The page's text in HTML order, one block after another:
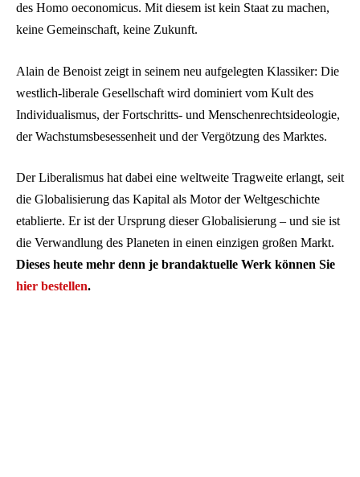
des Homo oeconomicus. Mit diesem ist kein Staat zu machen,
keine Gemeinschaft, keine Zukunft.
Alain de Benoist zeigt in seinem neu aufgelegten Klassiker: Die
westlich-liberale Gesellschaft wird dominiert vom Kult des
Individualismus, der Fortschritts- und Menschenrechtsideologie,
der Wachstumsbesessenheit und der Vergötzung des Marktes.
Der Liberalismus hat dabei eine weltweite Tragweite erlangt, seit
die Globalisierung das Kapital als Motor der Weltgeschichte
etablierte. Er ist der Ursprung dieser Globalisierung – und sie ist
die Verwandlung des Planeten in einen einzigen großen Markt.
Dieses heute mehr denn je brandaktuelle Werk können Sie
hier bestellen.